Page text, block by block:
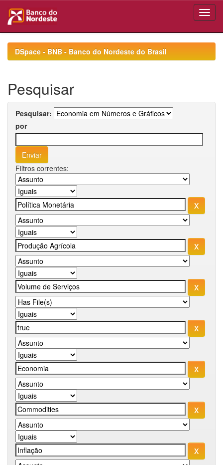
navigationDSpace - BNB - Banco do Nordeste do Brasil
Pesquisar
Pesquisar:
por
Filtros correntes: